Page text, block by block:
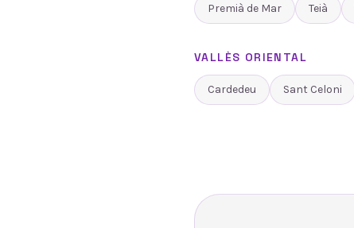
Premià de Mar Teià
VALLÈS ORIENTAL
Cardedeu Sant Celoni